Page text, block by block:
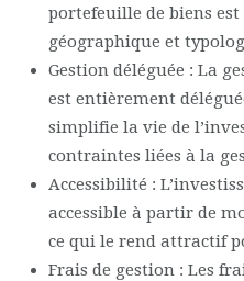
portefeuille de biens
géographique et
Gestion déléguée : La
est entièrement
simplifie la vie de
contraintes liées à la
Accessibilité :
accessible à partir de
ce qui le rend attractif
Frais de gestion : Les